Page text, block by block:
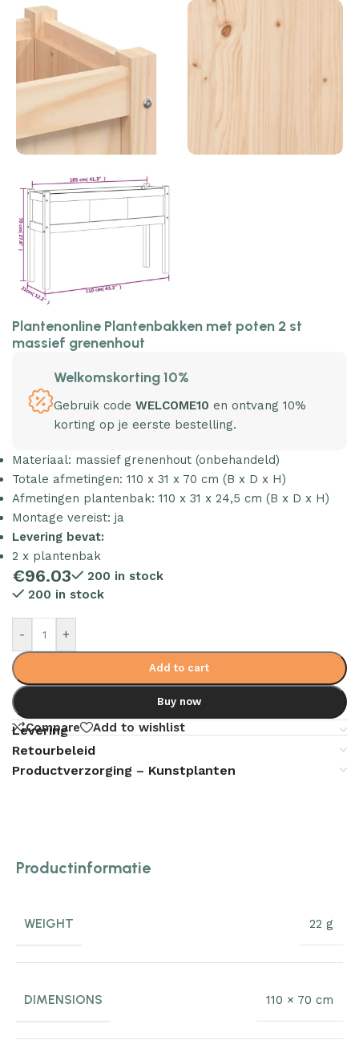
Plantenonline Plantenbakken met poten 2 st
massief grenenhout
Welkomskorting 10%
Gebruik code WELCOME10 en ontvang 10%
korting op je eerste bestelling.
Materiaal: massief grenenhout (onbehandeld)
Totale afmetingen: 110 x 31 x 70 cm (B x D x H)
Afmetingen plantenbak: 110 x 31 x 24,5 cm (B x D x H)
Montage vereist: ja
Levering bevat:
2 x plantenbak
€96.03
200 in stock
200 in stock
- +
Add to cart
Buy now
Compare Add to wishlist
Levering
Retourbeleid
Productverzorging – Kunstplanten
Productinformatie
WEIGHT 22 g
DIMENSIONS 110 × 70 cm